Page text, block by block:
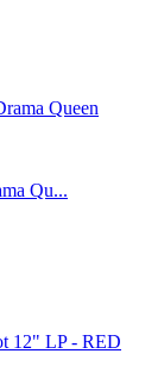
Qu...